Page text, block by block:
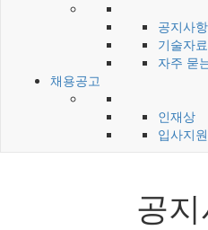
공지사항
기술자료
자주 묻
채용공고
인재상
입사지원
공